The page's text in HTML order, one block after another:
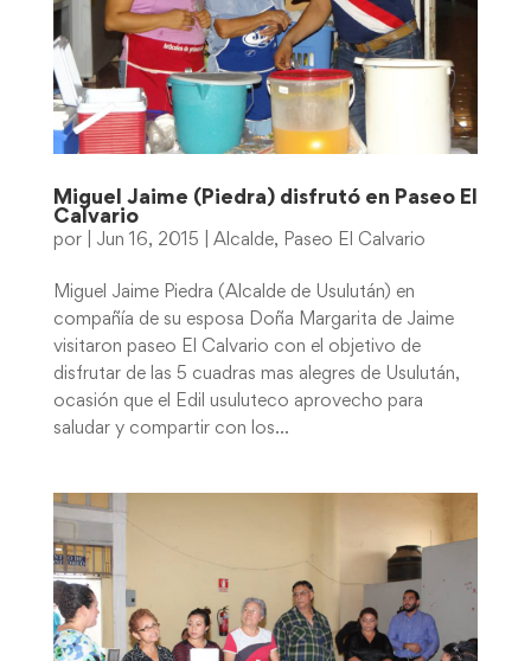
Miguel Jaime (Piedra) disfrutó en Paseo El
Calvario
por Jun 16, 2015 Alcalde, Paseo El Calvario
Miguel Jaime Piedra (Alcalde de Usulután) en
compañía de su esposa Doña Margarita de Jaime
visitaron paseo El Calvario con el objetivo de
disfrutar de las 5 cuadras mas alegres de Usulután,
ocasión que el Edil usuluteco aprovecho para
saludar y compartir con los...